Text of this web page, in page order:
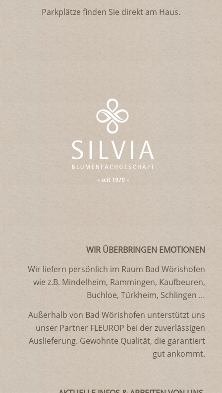
Parkplätze finden Sie direkt am Haus.
WIR ÜBERBRINGEN EMOTIONEN
Wir liefern persönlich im Raum Bad Wörishofen
wie z.B. Mindelheim, Rammingen, Kaufbeuren,
Buchloe, Türkheim, Schlingen …
Außerhalb von Bad Wörishofen unterstützt uns
unser Partner FLEUROP bei der zuverlässigen
Auslieferung. Gewohnte Qualität, die garantiert
gut ankommt.